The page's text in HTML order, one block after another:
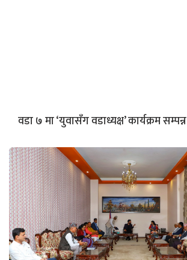
वडा ७ मा ‘युवासँग वडाध्यक्ष’ कार्यक्रम सम्पन्न